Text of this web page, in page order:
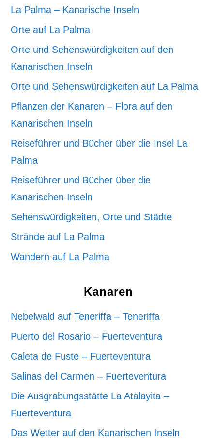
La Palma – Kanarische Inseln
Orte auf La Palma
Orte und Sehenswürdigkeiten auf den
Kanarischen Inseln
Orte und Sehenswürdigkeiten auf La Palma
Pflanzen der Kanaren – Flora auf den
Kanarischen Inseln
Reiseführer und Bücher über die Insel La
Palma
Reiseführer und Bücher über die
Kanarischen Inseln
Sehenswürdigkeiten, Orte und Städte
Strände auf La Palma
Wandern auf La Palma
Kanaren
Nebelwald auf Teneriffa – Teneriffa
Puerto del Rosario – Fuerteventura
Caleta de Fuste – Fuerteventura
Salinas del Carmen – Fuerteventura
Die Ausgrabungsstätte La Atalayita –
Fuerteventura
Das Wetter auf den Kanarischen Inseln